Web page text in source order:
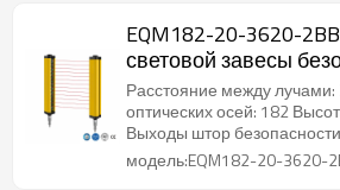
EQM182-20-3620-
световой завесы
DADISICK
Расстояние между
оптических осей: 182
Выходы штор безопасности
модель:EQM182-20-3620-